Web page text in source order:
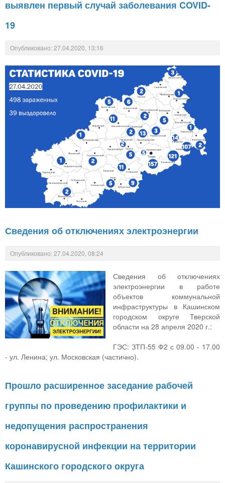
выявлен первый случай заболевания COVID-
19
Опубликовано: 27.04.2020, 13:16
Сведения об отключениях электроэнергии
Опубликовано: 27.04.2020, 08:24
Сведения об отключениях
электроэнергии в работе
объектов коммунальной
инфраструктуры в Кашинском
городском округе Тверской
области на 28 апреля 2020 г.:
ГЭС: ЗТП-55 Ф2 с 09.00 - 17.00
- ул. Ленина; ул. Московская (частично).
Прошло расширенное заседание рабочей
группы по проведению профилактики и
недопущения распространения
коронавирусной инфекции на территории
Кашинского городского округа